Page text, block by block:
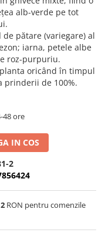
alb-verde pe tot
pătare (variegare) al
iarna, petele albe
roz-purpuriu.
oricând în timpul
prinderii de 100%.
48 ore
IN COS
2
2RON pentru comenzile